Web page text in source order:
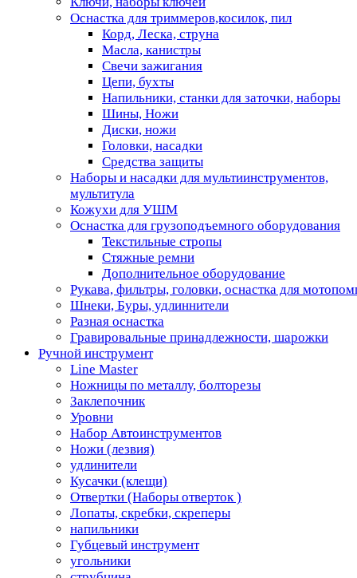
Оснастка для триммеров,косилок, пил
Корд, Леска, струна
Масла, канистры
Свечи зажигания
Цепи, бухты
Напильники, станки для заточки, наборы
Шины, Ножи
Диски, ножи
Головки, насадки
Средства защиты
Наборы и насадки для мультиинструментов,
мультитула
Кожухи для УШМ
Оснастка для грузоподъемного оборудования
Текстильные стропы
Стяжные ремни
Дополнительное оборудование
Рукава, фильтры, головки, оснастка для
Шнеки, Буры, удлиннители
Разная оснастка
Гравировальные принадлежности, шарожки
Ручной инструмент
Line Master
Ножницы по металлу, болторезы
Заклепочник
Уровни
Набор Автоинструментов
Ножи (лезвия)
удлинители
Кусачки (клещи)
Отвертки (Наборы отверток )
Лопаты, скребки, скреперы
напильники
Губцевый инструмент
угольники